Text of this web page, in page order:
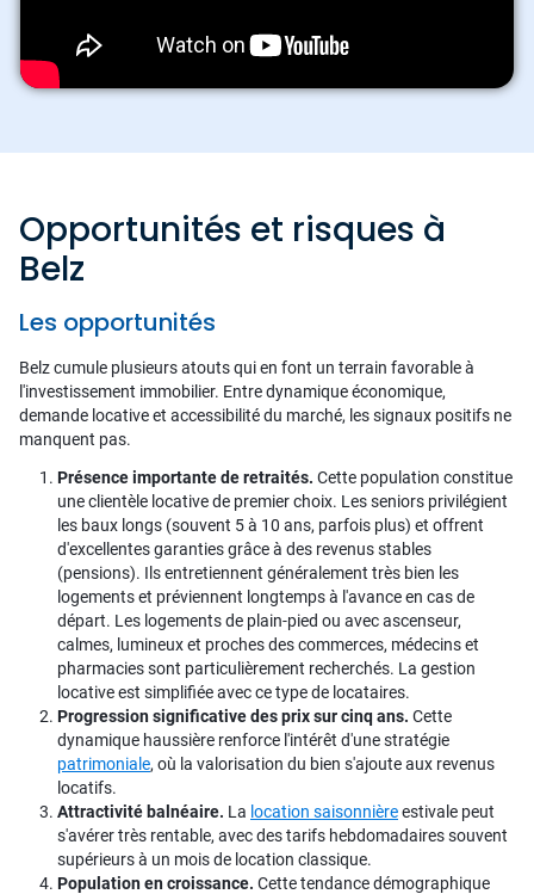
Opportunités et risques à
Belz
Les opportunités
Belz cumule plusieurs atouts qui en font un terrain favorable à
l'investissement immobilier. Entre dynamique économique,
demande locative et accessibilité du marché, les signaux positifs ne
manquent pas.
Présence importante de retraités. Cette population constitue
une clientèle locative de premier choix. Les seniors privilégient
les baux longs (souvent 5 à 10 ans, parfois plus) et offrent
d'excellentes garanties grâce à des revenus stables
(pensions). Ils entretiennent généralement très bien les
logements et préviennent longtemps à l'avance en cas de
départ. Les logements de plain-pied ou avec ascenseur,
calmes, lumineux et proches des commerces, médecins et
pharmacies sont particulièrement recherchés. La gestion
locative est simplifiée avec ce type de locataires.
Progression significative des prix sur cinq ans. Cette
dynamique haussière renforce l'intérêt d'une stratégie
patrimoniale, où la valorisation du bien s'ajoute aux revenus
locatifs.
Attractivité balnéaire. La location saisonnièreestivale peut
s'avérer très rentable, avec des tarifs hebdomadaires souvent
supérieurs à un mois de location classique.
Population en croissance. Cette tendance démographique